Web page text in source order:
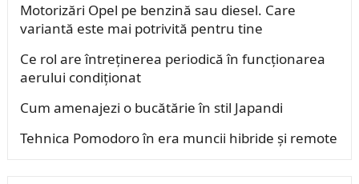
Motorizări Opel pe benzină sau diesel. Care
variantă este mai potrivită pentru tine
Ce rol are întreținerea periodică în funcționarea
aerului condiționat
Cum amenajezi o bucătărie în stil Japandi
Tehnica Pomodoro în era muncii hibride și remote